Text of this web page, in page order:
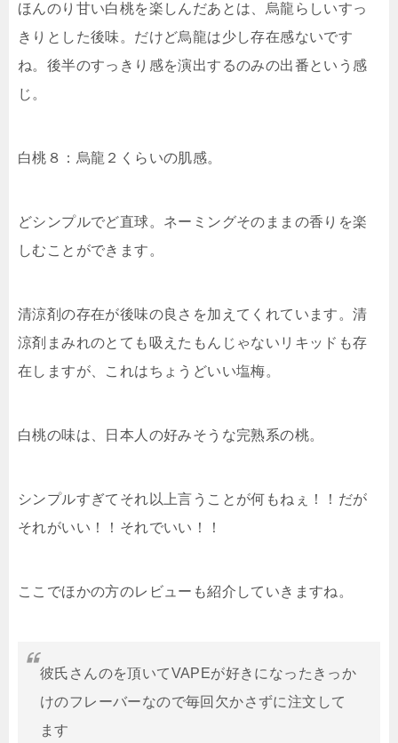
ほんのり甘い白桃を楽しんだあとは、烏龍らしいすっ
きりとした後味。だけど烏龍は少し存在感ないです
ね。後半のすっきり感を演出するのみの出番という感
じ。
白桃８：烏龍２くらいの肌感。
どシンプルでど直球。ネーミングそのままの香りを楽
しむことができます。
清涼剤の存在が後味の良さを加えてくれています。清
涼剤まみれのとても吸えたもんじゃないリキッドも存
在しますが、これはちょうどいい塩梅。
白桃の味は、日本人の好みそうな完熟系の桃。
シンプルすぎてそれ以上言うことが何もねぇ！！だが
それがいい！！それでいい！！
ここでほかの方のレビューも紹介していきますね。
彼氏さんのを頂いてVAPEが好きになったきっか
けのフレーバーなので毎回欠かさずに注文して
ます